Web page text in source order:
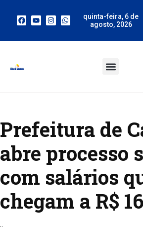
quinta-feira, 6 de
agosto, 2026
Prefeitura de
abre processo
com salários
chegam a R$
..